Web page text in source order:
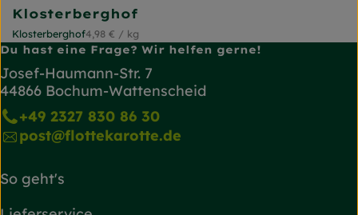
Klosterberghof
, Herkunft:
Klosterberghof, Referenzpreis:
4,98 € / kg
Du hast eine Frage? Wir helfen gerne!
Josef-Haumann-Str. 7
44866 Bochum-Wattenscheid
+49 2327 830 86 30
post@flottekarotte.de
So geht's